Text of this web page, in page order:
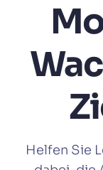
Kann
schneller
steigern?
✨ Wird
Helfen Sie